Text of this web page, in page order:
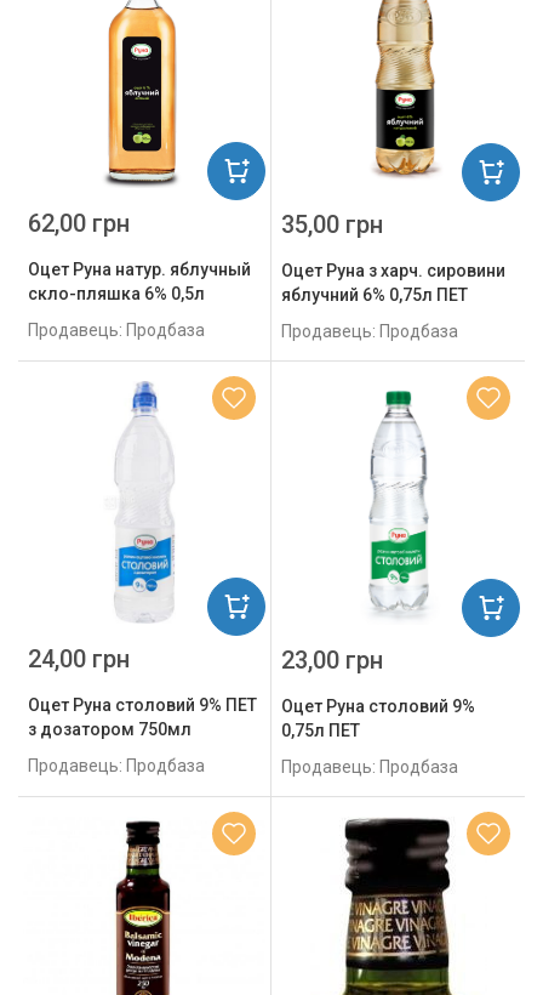
Оцет Руна натур. яблучный
скло-пляшка 6% 0,5л
Продавець: Продбаза
62,00 грн
Оцет Руна з харч. сировини
яблучний 6% 0,75л ПЕТ
Продавець: Продбаза
35,00 грн
Оцет Руна столовий 9% ПЕТ
з дозатором 750мл
Продавець: Продбаза
24,00 грн
Оцет Руна столовий 9%
0,75л ПЕТ
Продавець: Продбаза
23,00 грн